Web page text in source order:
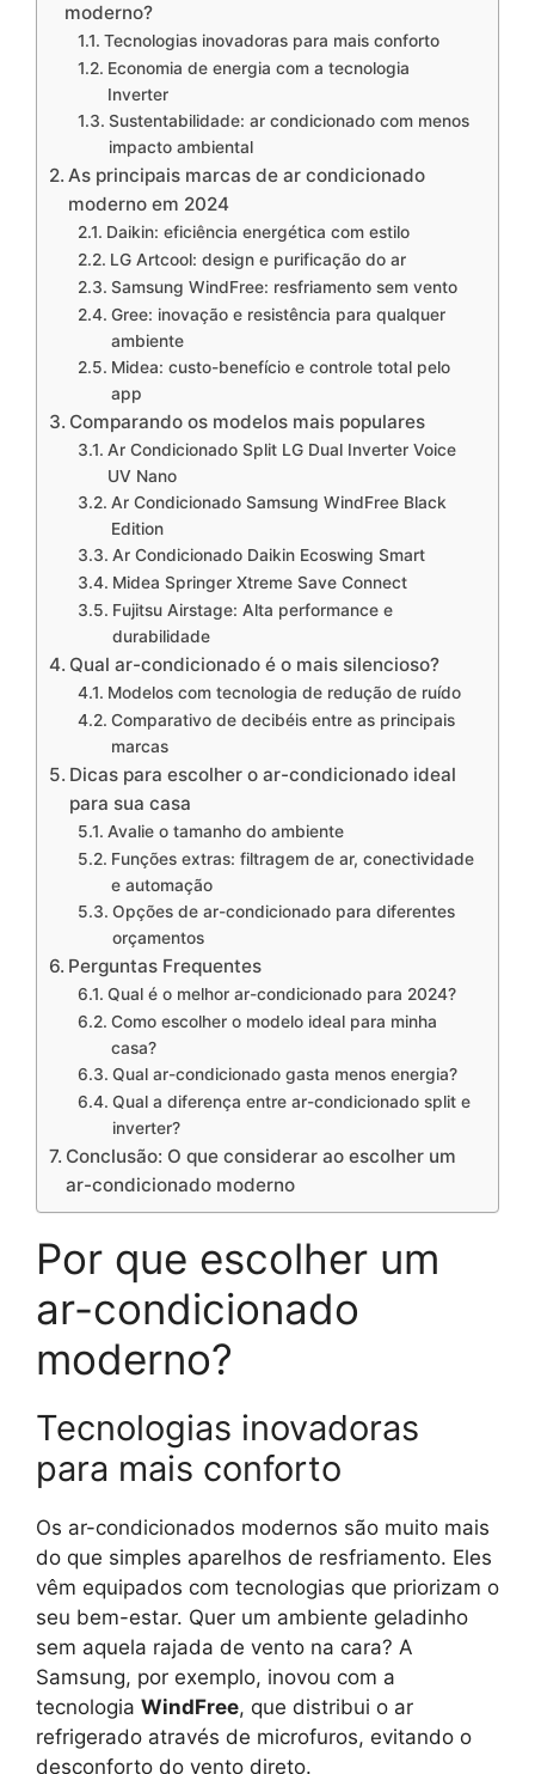
moderno?
Tecnologias inovadoras para mais conforto
Economia de energia com a tecnologia
Inverter
Sustentabilidade: ar condicionado com menos
impacto ambiental
As principais marcas de ar condicionado
moderno em 2024
Daikin: eficiência energética com estilo
LG Artcool: design e purificação do ar
Samsung WindFree: resfriamento sem vento
Gree: inovação e resistência para qualquer
ambiente
Midea: custo-benefício e controle total pelo
app
Comparando os modelos mais populares
Ar Condicionado Split LG Dual Inverter Voice
UV Nano
Ar Condicionado Samsung WindFree Black
Edition
Ar Condicionado Daikin Ecoswing Smart
Midea Springer Xtreme Save Connect
Fujitsu Airstage: Alta performance e
durabilidade
Qual ar-condicionado é o mais silencioso?
Modelos com tecnologia de redução de ruído
Comparativo de decibéis entre as principais
marcas
Dicas para escolher o ar-condicionado ideal
para sua casa
Avalie o tamanho do ambiente
Funções extras: filtragem de ar, conectividade
e automação
Opções de ar-condicionado para diferentes
orçamentos
Perguntas Frequentes
Qual é o melhor ar-condicionado para 2024?
Como escolher o modelo ideal para minha
casa?
Qual ar-condicionado gasta menos energia?
Qual a diferença entre ar-condicionado split e
inverter?
Conclusão: O que considerar ao escolher um
ar-condicionado moderno
Por que escolher um
ar-condicionado
moderno?
Tecnologias inovadoras
para mais conforto
Os ar-condicionados modernos são muito mais
do que simples aparelhos de resfriamento. Eles
vêm equipados com tecnologias que priorizam o
seu bem-estar. Quer um ambiente geladinho
sem aquela rajada de vento na cara? A
Samsung, por exemplo, inovou com a
tecnologia WindFree, que distribui o ar
refrigerado através de microfuros, evitando o
desconforto do vento direto.